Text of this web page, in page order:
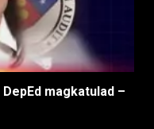
magkatulad –